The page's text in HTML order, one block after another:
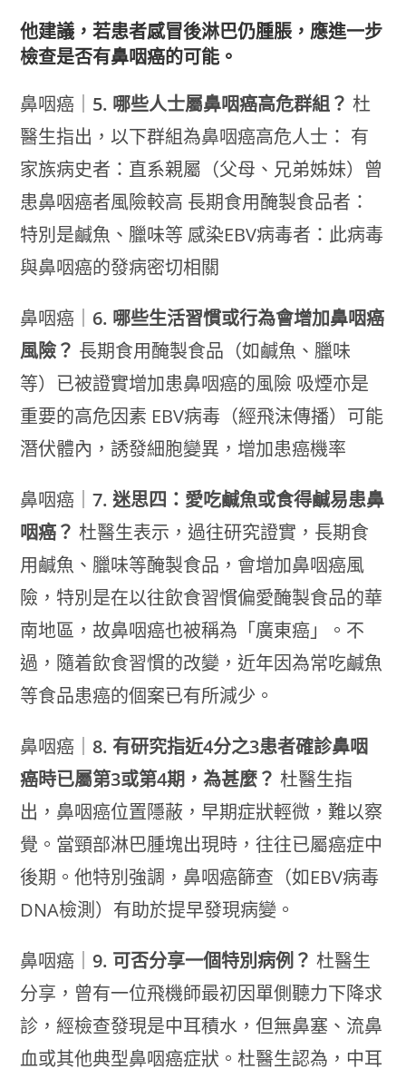
他建議，若患者感冒後淋巴仍腫脹，應進一步
檢查是否有鼻咽癌的可能。
鼻咽癌｜ 5. 哪些人士屬鼻咽癌高危群組？ 杜
醫生指出，以下群組為鼻咽癌高危人士： 有
家族病史者：直系親屬（父母、兄弟姊妹）曾
患鼻咽癌者風險較高 長期食用醃製食品者：
特別是鹹魚、臘味等 感染EBV病毒者：此病毒
與鼻咽癌的發病密切相關
鼻咽癌｜ 6. 哪些生活習慣或行為會增加鼻咽癌
風險？ 長期食用醃製食品（如鹹魚、臘味
等）已被證實增加患鼻咽癌的風險 吸煙亦是
重要的高危因素 EBV病毒（經飛沫傳播）可能
潛伏體內，誘發細胞變異，增加患癌機率
鼻咽癌｜7. 迷思四：愛吃鹹魚或食得鹹易患鼻
咽癌？ 杜醫生表示，過往研究證實，長期食
用鹹魚、臘味等醃製食品，會增加鼻咽癌風
險，特別是在以往飲食習慣偏愛醃製食品的華
南地區，故鼻咽癌也被稱為「廣東癌」。不
過，隨着飲食習慣的改變，近年因為常吃鹹魚
等食品患癌的個案已有所減少。
鼻咽癌｜ 8. 有研究指近4分之3患者確診鼻咽
癌時已屬第3或第4期，為甚麼？ 杜醫生指
出，鼻咽癌位置隱蔽，早期症狀輕微，難以察
覺。當頸部淋巴腫塊出現時，往往已屬癌症中
後期。他特別強調，鼻咽癌篩查（如EBV病毒
DNA檢測）有助於提早發現病變。
鼻咽癌｜9. 可否分享一個特別病例？ 杜醫生
分享，曾有一位飛機師最初因單側聽力下降求
診，經檢查發現是中耳積水，但無鼻塞、流鼻
血或其他典型鼻咽癌症狀。杜醫生認為，中耳